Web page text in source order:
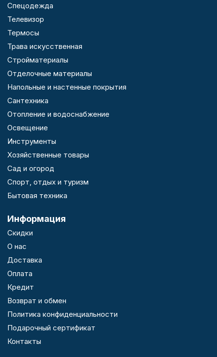
Спецодежда
Телевизор
Термосы
Трава искусственная
Стройматериалы
Отделочные материалы
Напольные и настенные покрытия
Сантехника
Отопление и водоснабжение
Освещение
Инструменты
Хозяйственные товары
Сад и огород
Спорт, отдых и туризм
Бытовая техника
Информация
Скидки
О нас
Доставка
Оплата
Кредит
Возврат и обмен
Политика конфиденциальности
Подарочный сертификат
Контакты